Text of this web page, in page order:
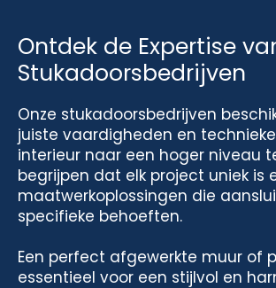
Ontdek de Expertise
Stukadoorsbedrijven
Onze stukadoorsbedrijven
juiste vaardigheden en
interieur naar een hoger niveau
begrijpen dat elk project uniek is
maatwerkoplossingen die
specifieke behoeften.
Een perfect afgewerkte muur of
essentieel voor een stijlvol en